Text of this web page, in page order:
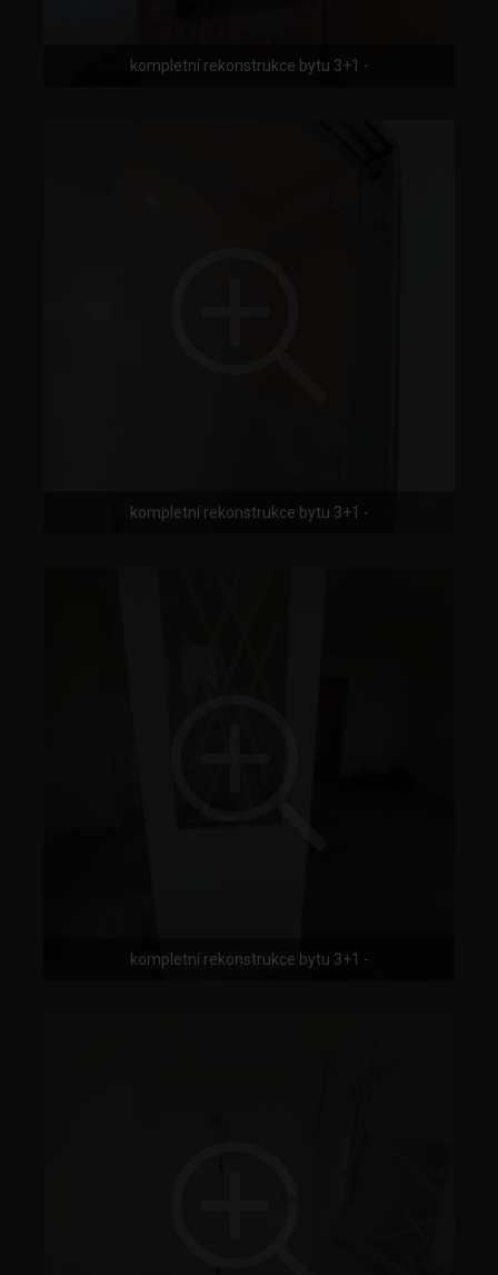
kompletní rekonstrukce bytu 3+1 -
kompletní rekonstrukce bytu 3+1 -
kompletní rekonstrukce bytu 3+1 -